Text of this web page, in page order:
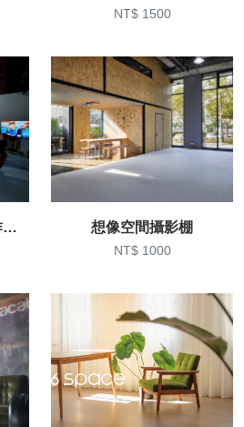
NT$ 1500
E立方｜複合式影像創作空間 想像空間攝影棚
NT$ 1000